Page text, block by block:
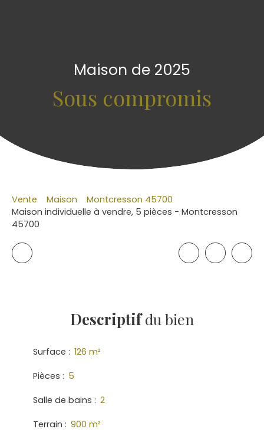
Maison de 2025
Sous compromis
Vente Maison
Montcresson 45700
Maison individuelle à vendre, 5 pièces - Montcresson
45700
Descriptifdu bien
Surface : 126 m²
Pièces : 5
Salle de bains : 2
Terrain : 900 m²